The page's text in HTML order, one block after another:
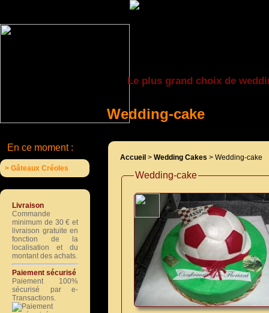
Le plus grand choix de
Wedding-cake
Accueil > Wedding Cakes > Wedding-cake
Wedding-cake
En ce moment :
> Gâteaux Créoles
Livraison
Commande
minimum de 30 € et
livraison gratuite en
fonction de la
localisation et du
montant des achats.
Paiement sécurisé
Paiement 100%
sécurisé par e-
Transactions.